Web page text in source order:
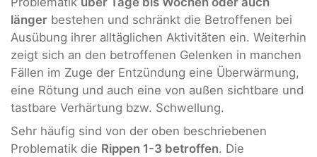
länger bestehen und schränkt die Betroffenen bei
Ausübung ihrer alltäglichen Aktivitäten ein. Weiterhin
zeigt sich an den betroffenen Gelenken in manchen
Fällen im Zuge der Entzündung eine Überwärmung,
eine Rötung und auch eine von außen sichtbare und
tastbare Verhärtung bzw. Schwellung.
Sehr häufig sind von der oben beschriebenen
Problematik die Rippen 1-3 betroffen. Die